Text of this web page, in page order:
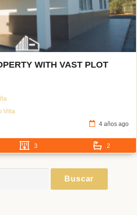
WITH VAST PLOT
Villa
4 años ago
3 2